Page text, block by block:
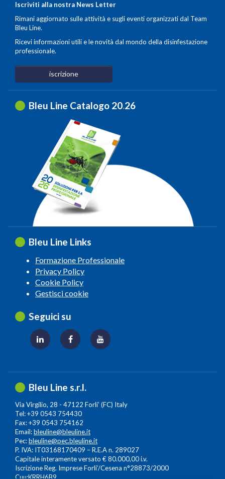
Iscriviti alla nostra News Letter
Rimani aggiornato sulle attività e sugli eventi organizzati dal Team
Bleu Line.
Ricevi informazioni utili e le novità dal mondo della disinfestazione
professionale.
iscrizione
Bleu Line Catalogo 20.26
Bleu Line Links
Formazione Professionale
Privacy Policy
Cookie Policy
Gestisci cookie
Seguici su
Bleu Line s.r.l.
Via Virgilio, 28 - 47122 Forli’ (FC) Italy
Tel: +39 0543 754430
Fax: +39 0543 754162
Email:bleuline@bleuline.it
Pec:bleuline@pec.bleuline.it
P. IVA: IT03168170409 – R.E.A n. 289027
Capitale interamente versato € 80.000,00 i.v.
Iscrizione Reg. Imprese Forli’/Cesena n°28873/2000
Cuu:KRRH6B9